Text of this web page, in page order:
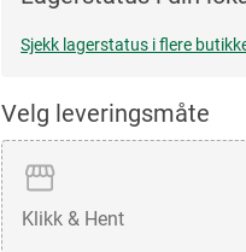
Sjekk lagerstatus i flere
Velg leveringsmåte
Klikk & Hent